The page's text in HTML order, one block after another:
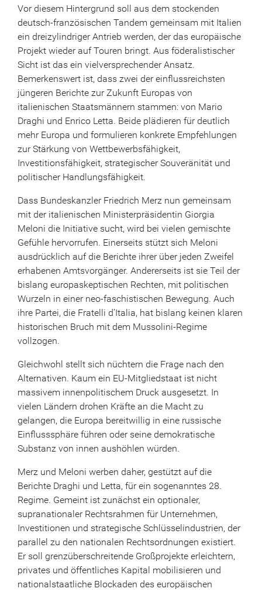
Vor diesem Hintergrund soll aus dem stockenden
deutsch-französischen Tandem gemeinsam mit Italien
ein dreizylindriger Antrieb werden, der das europäische
Projekt wieder auf Touren bringt. Aus föderalistischer
Sicht ist das ein vielversprechender Ansatz.
Bemerkenswert ist, dass zwei der einflussreichsten
jüngeren Berichte zur Zukunft Europas von
italienischen Staatsmännern stammen: von Mario
Draghi und Enrico Letta. Beide plädieren für deutlich
mehr Europa und formulieren konkrete Empfehlungen
zur Stärkung von Wettbewerbsfähigkeit,
Investitionsfähigkeit, strategischer Souveränität und
politischer Handlungsfähigkeit.
Dass Bundeskanzler Friedrich Merz nun gemeinsam
mit der italienischen Ministerpräsidentin Giorgia
Meloni die Initiative sucht, wird bei vielen gemischte
Gefühle hervorrufen. Einerseits stützt sich Meloni
ausdrücklich auf die Berichte ihrer über jeden Zweifel
erhabenen Amtsvorgänger. Andererseits ist sie Teil der
bislang europaskeptischen Rechten, mit politischen
Wurzeln in einer neo-faschistischen Bewegung. Auch
ihre Partei, die Fratelli d’Italia, hat bislang keinen klaren
historischen Bruch mit dem Mussolini-Regime
vollzogen.
Gleichwohl stellt sich nüchtern die Frage nach den
Alternativen. Kaum ein EU-Mitgliedstaat ist nicht
massivem innenpolitischem Druck ausgesetzt. In
vielen Ländern drohen Kräfte an die Macht zu
gelangen, die Europa bereitwillig in eine russische
Einflusssphäre führen oder seine demokratische
Substanz von innen aushöhlen würden.
Merz und Meloni werben daher, gestützt auf die
Berichte Draghi und Letta, für ein sogenanntes 28.
Regime. Gemeint ist zunächst ein optionaler,
supranationaler Rechtsrahmen für Unternehmen,
Investitionen und strategische Schlüsselindustrien, der
parallel zu den nationalen Rechtsordnungen existiert.
Er soll grenzüberschreitende Großprojekte erleichtern,
privates und öffentliches Kapital mobilisieren und
nationalstaatliche Blockaden des europäischen